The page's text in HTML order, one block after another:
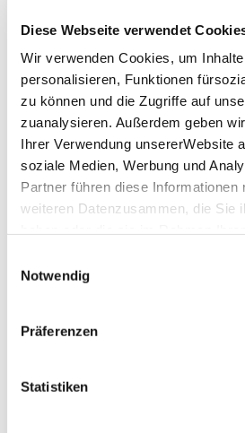
Diese Webseite verwendet
Wir verwenden Cookies, um
personalisieren, Funktionen
zu können und die Zugriffe auf
zuanalysieren. Außerdem geben
Ihrer Verwendung unsererWebsite
soziale Medien, Werbung und
Partner führen diese Informationen
weiteren Datenzusammen, die Sie
Impressum
Notwendig
Präferenzen
Statistiken
reception through to the last
Book now